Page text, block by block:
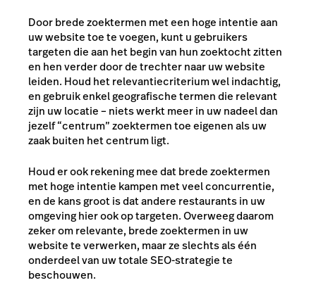
Door brede zoektermen met een hoge intentie aan
uw website toe te voegen, kunt u gebruikers
targeten die aan het begin van hun zoektocht zitten
en hen verder door de trechter naar uw website
leiden. Houd het relevantiecriterium wel indachtig,
en gebruik enkel geografische termen die relevant
zijn uw locatie – niets werkt meer in uw nadeel dan
jezelf “centrum” zoektermen toe eigenen als uw
zaak buiten het centrum ligt.
Houd er ook rekening mee dat brede zoektermen
met hoge intentie kampen met veel concurrentie,
en de kans groot is dat andere restaurants in uw
omgeving hier ook op targeten. Overweeg daarom
zeker om relevante, brede zoektermen in uw
website te verwerken, maar ze slechts als één
onderdeel van uw totale SEO-strategie te
beschouwen.